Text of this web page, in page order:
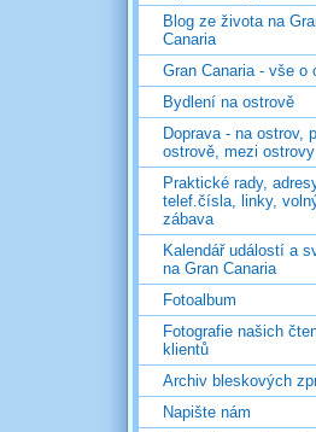
Blog ze života na
Canaria
Gran Canaria - vše o
Bydlení na ostrově
Doprava - na ostrov,
ostrově, mezi ostrovy
Praktické rady,
telef.čísla, linky,
zábava
Kalendář událostí a
na Gran Canaria
Fotoalbum
Fotografie našich
klientů
Archiv bleskových
Napište nám